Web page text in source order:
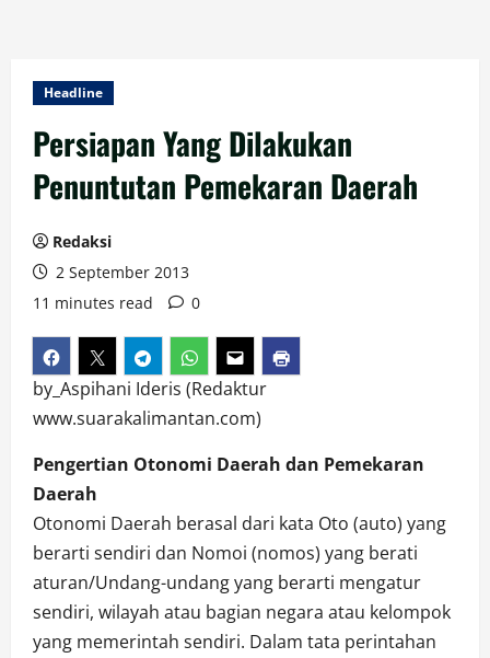
Headline
Persiapan Yang Dilakukan
Penuntutan Pemekaran Daerah
Redaksi
2 September 2013
11 minutes read
0
by_Aspihani Ideris (Redaktur
www.suarakalimantan.com)
Pengertian Otonomi Daerah dan Pemekaran
Daerah
Otonomi Daerah berasal dari kata Oto (auto) yang
berarti sendiri dan Nomoi (nomos) yang berati
aturan/Undang-undang yang berarti mengatur
sendiri, wilayah atau bagian negara atau kelompok
yang memerintah sendiri. Dalam tata perintahan